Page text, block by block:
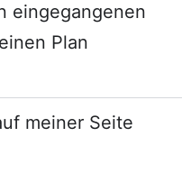
eingegangenen
Plan
meiner Seite